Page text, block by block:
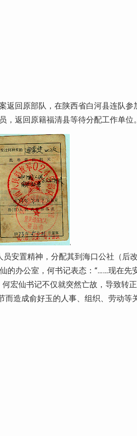
返回原部队，在陕西省白河县连队参
返回原籍福清县等待分配工作单位。
安置精神，分配其到海口公社（后改
的办公室，何书记表态：“……现在先
宏仙书记不仅就突然亡故，导致转正
而造成俞好玉的人事、组织、劳动等